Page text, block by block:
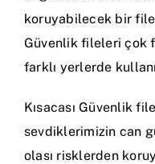
koruyabilecek bir
Güvenlik fileleri çok
farklı yerlerde
Kısacası Güvenlik
sevdiklerimizin can
olası risklerden